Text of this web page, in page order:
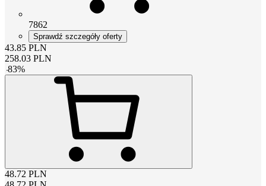
7862
Sprawdź szczegóły oferty
43.85 PLN
258.03 PLN
-83%
48.72 PLN